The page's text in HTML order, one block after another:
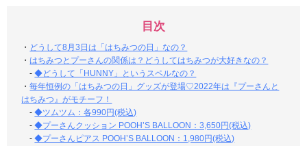
目次
・ どうして8月3日は「はちみつの日」なの？
・はちみつとプーさんの関係は？どうしてはちみつが大好きなの？
-◆どうして「HUNNY」というスペルなの？
・毎年恒例の「はちみつの日」グッズが登場♡2022年は『プーさんと
はちみつ』がモチーフ！
-◆ツムツム：各990円(税込)
-◆プーさんクッション POOH’S BALLOON：3,650円(税込)
-◆プーさんピアス POOH’S BALLOON：1,980円(税込)